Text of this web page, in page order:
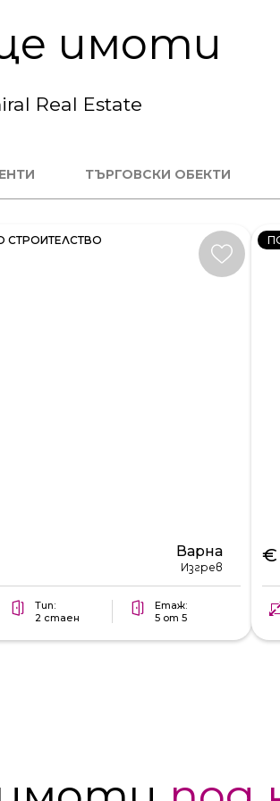
имоти
Real Estate
ТЪРГОВСКИ ОБЕКТИ
СТРОИТЕЛСТВО
Варна
Изгрев
Тип:
2 стаен
Етаж:
5 от 5
€